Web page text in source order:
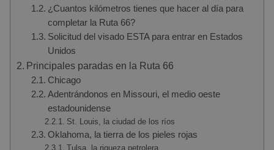
¿Cuantos kilómetros tienes que hacer al día para
completar la Ruta 66?
Solicitud del visado ESTA para entrar en Estados
Unidos
Principales paradas en la Ruta 66
Chicago
Adentrándonos en Missouri, el medio oeste
estadounidense
St. Louis, la ciudad de los ríos
Oklahoma, la tierra de los pieles rojas
Tulsa, la riqueza petrolera